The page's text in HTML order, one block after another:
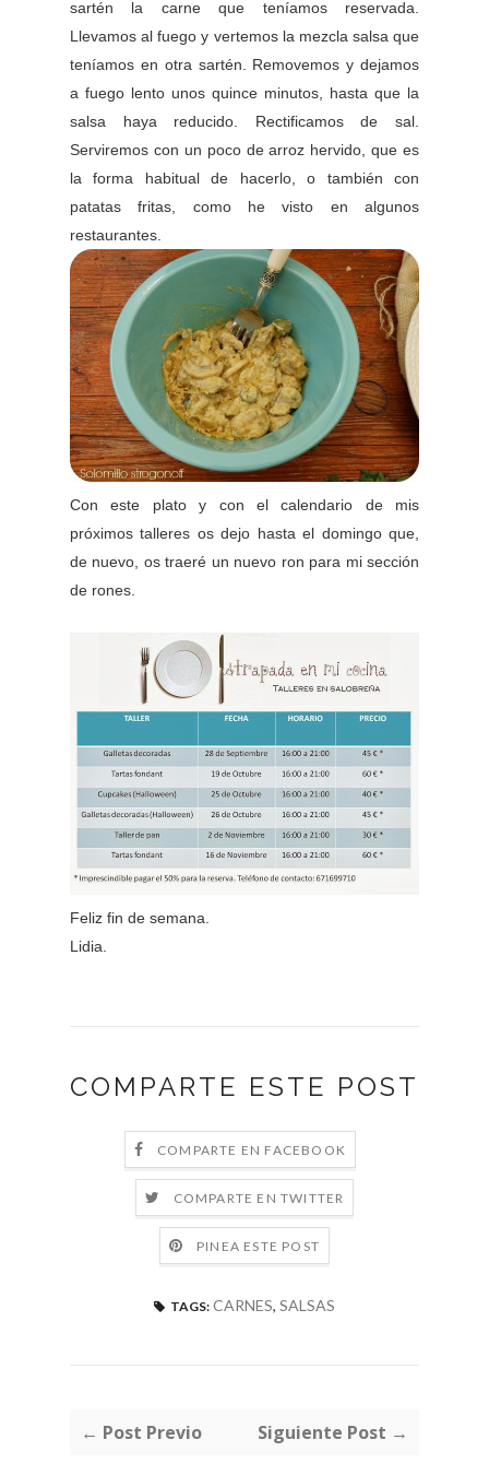
sartén la carne que teníamos reservada.
Llevamos al fuego y vertemos la mezcla salsa que
teníamos en otra sartén. Removemos y dejamos
a fuego lento unos quince minutos, hasta que la
salsa haya reducido. Rectificamos de sal.
Serviremos con un poco de arroz hervido, que es
la forma habitual de hacerlo, o también con
patatas fritas, como he visto en algunos
restaurantes.
Con este plato y con el calendario de mis
próximos talleres os dejo hasta el domingo que,
de nuevo, os traeré un nuevo ron para mi sección
de rones.
Feliz fin de semana.
Lidia.
COMPARTE ESTE POST
COMPARTE EN FACEBOOK
COMPARTE EN TWITTER
PINEA ESTE POST
TAGS: CARNES, SALSAS
← Post Previo Siguiente Post →